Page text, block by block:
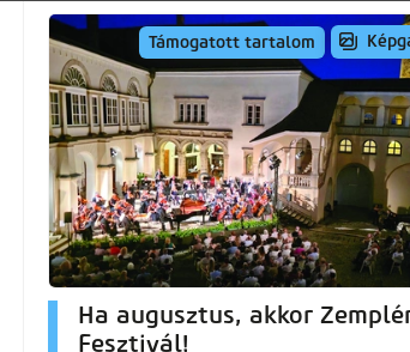
Támogatott tartalom
Ha augusztus, akkor
Fesztivál!